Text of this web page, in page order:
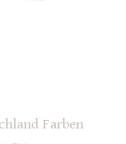
Farben